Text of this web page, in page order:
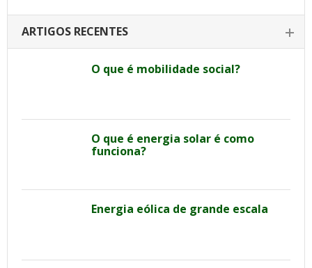
ARTIGOS RECENTES
O que é mobilidade social?
O que é energia solar é como
funciona?
Energia eólica de grande escala